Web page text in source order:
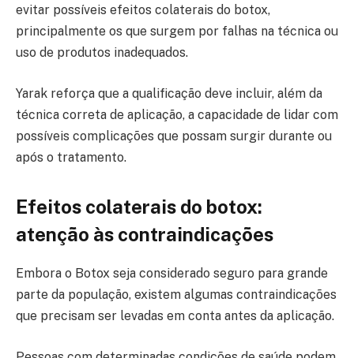
evitar possíveis efeitos colaterais do botox,
principalmente os que surgem por falhas na técnica ou
uso de produtos inadequados.
Yarak reforça que a qualificação deve incluir, além da
técnica correta de aplicação, a capacidade de lidar com
possíveis complicações que possam surgir durante ou
após o tratamento.
Efeitos colaterais do botox:
atenção às contraindicações
Embora o Botox seja considerado seguro para grande
parte da população, existem algumas contraindicações
que precisam ser levadas em conta antes da aplicação.